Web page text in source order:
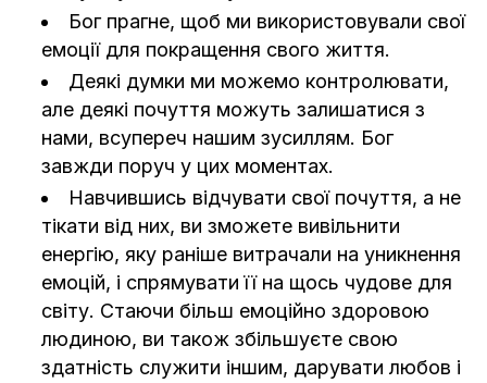
Бог прагне, щоб ми використовували свої
емоції для покращення свого життя.
Деякі думки ми можемо контролювати,
але деякі почуття можуть залишатися з
нами, всупереч нашим зусиллям. Бог
завжди поруч у цих моментах.
Навчившись відчувати свої почуття, а не
тікати від них, ви зможете вивільнити
енергію, яку раніше витрачали на уникнення
емоцій, і спрямувати її на щось чудове для
світу. Стаючи більш емоційно здоровою
людиною, ви також збільшуєте свою
здатність служити іншим, дарувати любов і